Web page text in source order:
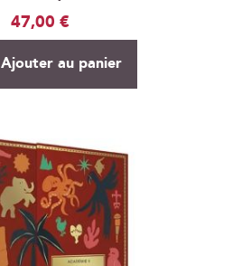
47,00 €
Ajouter au panier